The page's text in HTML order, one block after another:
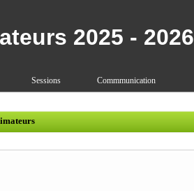
2025 - 2026
Sessions Commmunication